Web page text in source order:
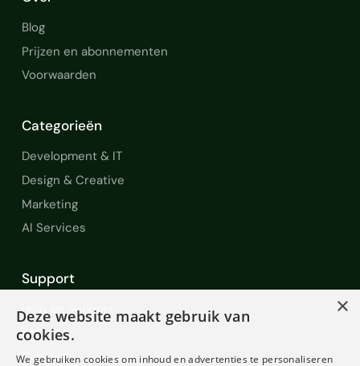
Blog
Prijzen en abonnementen
Voorwaarden
Categorieën
Development & IT
Design & Creative
Marketing
AI Services
Support
Help en Support
FAQ
Contact
×
Deze website maakt gebruik van
cookies.
We gebruiken cookies om inhoud en advertenties te personaliseren